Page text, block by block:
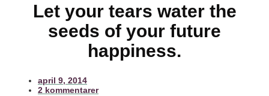
Let your tears water the
seeds of your future
happiness.
april 9, 2014
2 kommentarer